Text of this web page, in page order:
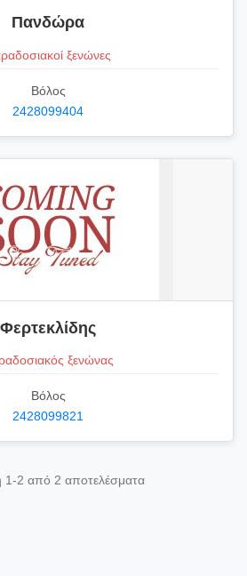
Πανδώρα
ξενώνες
Βόλος
2428099404
Φερτεκλίδης
ξενώνας
Βόλος
2428099821
1-2 από 2 αποτελέσματα